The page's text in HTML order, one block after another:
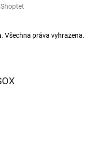
. Všechna práva vyhrazena.